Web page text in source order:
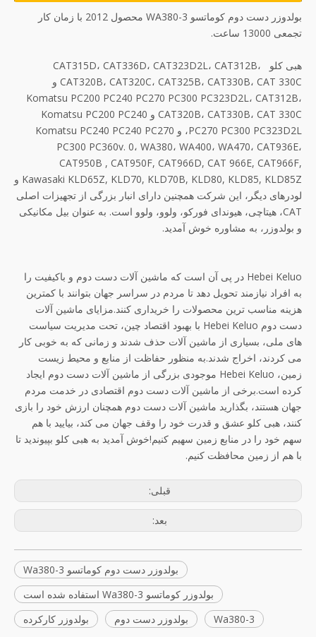
بولدوزر دست دوم کوماتسو WA380-3 محصول 2012 با زمان کار
تجمعی 13000 ساعت.
هبی کلو CAT315D، CAT336D، CAT323D2L، CAT312B،
CAT320B، CAT320C، CAT325B، CAT330B، CAT 330C و
Komatsu PC200 PC240 PC270 PC300 PC323D2L، CAT312B،
CAT320B، CAT330B، CAT 330C و Komatsu PC200 PC240
PC270 PC300 PC323D2L، و Komatsu PC240 PC240 PC270
PC300 PC360v. 0، WA380، WA400، WA470، CAT936E،
CAT950B , CAT950F, CAT966D, CAT 966E, CAT966F,
Kawasaki KLD65Z, KLD70, KLD70B, KLD80, KLD85, KLD85Z و
لودرهای دیگر، این شرکت همچنین دارای انبار بزرگی از تجهیزات اصلی
CAT، هیتاچی، هیوندای فورکو، ولوو، ولوو است. به عنوان بیل مکانیکی
و بولدوزر، به مشاوره خوش آمدید.
Hebei Keluo در پی آن است که ماشین آلات دست دوم و باکیفیت را
به افراد نیازمند تحویل دهد تا مردم در سراسر جهان بتوانند با کمترین
هزینه مناسب ترین محصولات را خریداری کنند.مزایای ماشین آلات
دست دوم Hebei Keluo با بهبود اقتصاد چین، تحت مدیریت سیاست
های ملی، بسیاری از ماشین آلات حذف شدند و زمانی که به خوبی کار
می کردند، اخراج شدند.به منظور حفاظت از منابع و محیط زیست
زمین، Hebei Keluo موجودی بزرگی از ماشین آلات دست دوم ایجاد
کرده است.برخی از ماشین آلات دست دوم اقتصادی در خدمت مردم
جهان هستند، بگذارید ماشین آلات دست دوم همچنان ارزش خود را بازی
کنند، هبی کلو عشق و قدرت خود را وقف جهان می کند، بیایید با هم
سهم خود را در منابع زمین سهیم کنیم!خوش آمدید به هبی کلو بپیوندید تا
با هم از زمین محافظت کنیم.
قبلی:
بعد:
بولدوزر دست دوم کوماتسو Wa380-3
بولدوزر کوماتسو Wa380-3 استفاده شده است
بولدوزر کارکرده
بولدوزر دست دوم Wa380-3